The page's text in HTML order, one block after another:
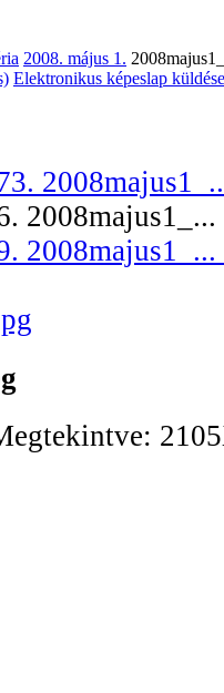
2008. május 1.
Elektronikus képeslap
2008majus1_...
2008majus1_...